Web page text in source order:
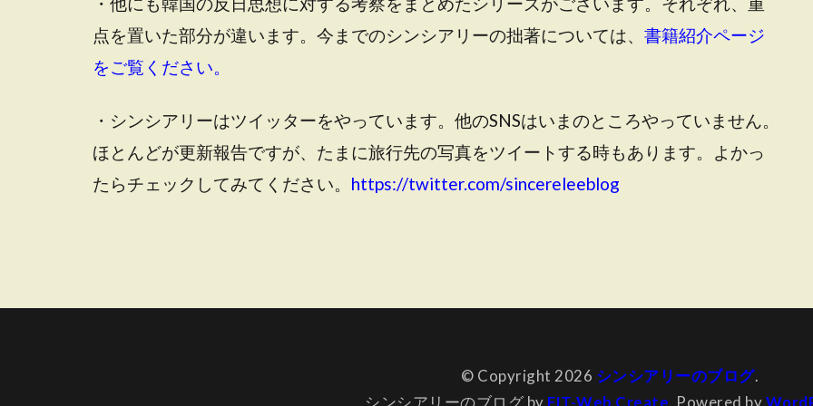
点を置いた部分が違います。今までのシンシアリーの拙著については、 書籍紹介ページ
をご覧ください。
・シンシアリーはツイッターをやっています。他のSNSはいまのところやっていません。
ほとんどが更新報告ですが、たまに旅行先の写真をツイートする時もあります。よかっ
たらチェックしてみてください。 https://twitter.com/sincereleeblog
© Copyright 2026 シンシアリーのブログ.
シンシアリーのブログ by FIT-Web Create . Powered by